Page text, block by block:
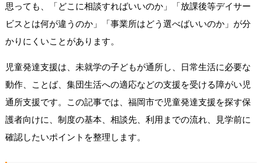
思っても、「どこに相談すればいいのか」「放課後等デイサー
ビスとは何が違うのか」「事業所はどう選べばいいのか」が分
かりにくいことがあります。
児童発達支援は、未就学の子どもが通所し、日常生活に必要な
動作、ことば、集団生活への適応などの支援を受ける障がい児
通所支援です。この記事では、福岡市で児童発達支援を探す保
護者向けに、制度の基本、相談先、利用までの流れ、見学前に
確認したいポイントを整理します。